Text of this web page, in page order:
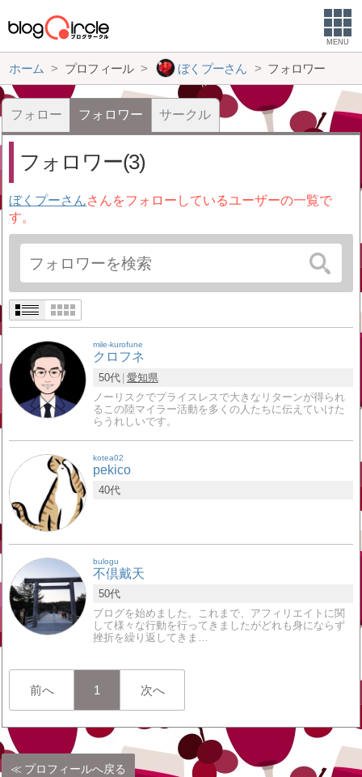
MENU
ホーム プロフィール ぼくプーさん フォロワー
フォロー フォロワー サークル
フォロワー(3)
ぼくプーさんさんをフォローしているユーザーの一覧で
す。
mile-kurofune
クロフネ
50代 愛知県
ノーリスクでプライスレスで大きなリターンが得られ
るこの陸マイラー活動を多くの人たちに伝えていけた
らうれしいです。
kotea02
pekico
40代
bulogu
不倶戴天
50代
ブログを始めました。これまで、アフィリエイトに関
して様々な行動を行ってきましたがどれも身にならず
挫折を繰り返してきま…
前へ 1 次へ
プロフィールへ戻る